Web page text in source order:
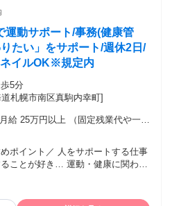
運動サポート/事務(健康管
たい」をサポート/週休2日/
ネイルOK※規定内
5分
札幌市南区真駒内幸町]
給 25万円以上 （固定残業代や一律
業時間を超えた勤務時間について
は別途残業代を支給する 交通費：交通費支給
をサポートする仕事
ことが好き… 運動・健康に関わる
です！